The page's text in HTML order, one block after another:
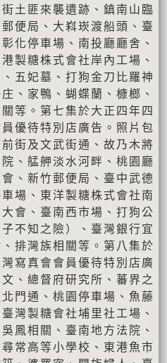
土匪來襲遺跡、鎮南山臨
便局、大嵙崁渡船頭、臺
化停車場、南投廳廳舍、
製糖株式會社岸內工場、
五妃墓、打狗金刀比羅神
、家鴨、蝴蝶蘭、槺榔、
等。第七集於大正四年四
優待特別店廣告。照片包
街及文武街通、故乃木將
、艋舺淡水河畔、桃園廳
、新竹郵便局、臺中武德
場、東洋製糖株式會社南
會、臺南西市場、打狗公
不知之險）、臺灣銀行宜
排灣族相關等。第八集於
寫真會會員優待特別店廣
、總督府研究所、蕃界之
門通、桃園停車場、魚藤
灣製糖會社埔里社工場、
鳳相關、臺南地方法院、
常高等小學校、東港魚市